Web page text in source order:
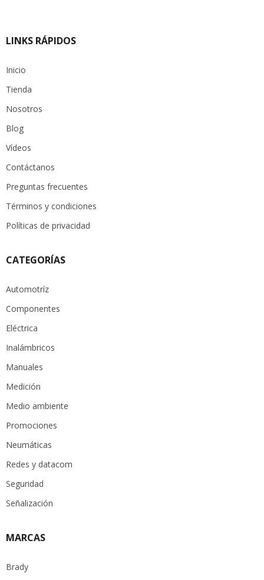
LINKS RÁPIDOS
Inicio
Tienda
Nosotros
Blog
Vídeos
Contáctanos
Preguntas frecuentes
Términos y condiciones
Políticas de privacidad
CATEGORÍAS
Automotríz
Componentes
Eléctrica
Inalámbricos
Manuales
Medición
Medio ambiente
Promociones
Neumáticas
Redes y datacom
Seguridad
Señalización
MARCAS
Brady